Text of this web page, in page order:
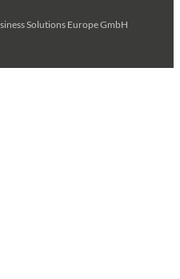
Solutions Europe GmbH